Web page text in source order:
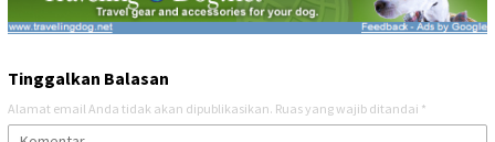
Tinggalkan Balasan
Alamat email Anda tidak akan dipublikasikan. Ruas yang wajib ditandai *